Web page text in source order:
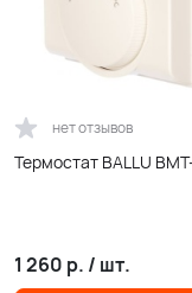
нет отзывов
Термостат BALLU
1 260 р. / шт.